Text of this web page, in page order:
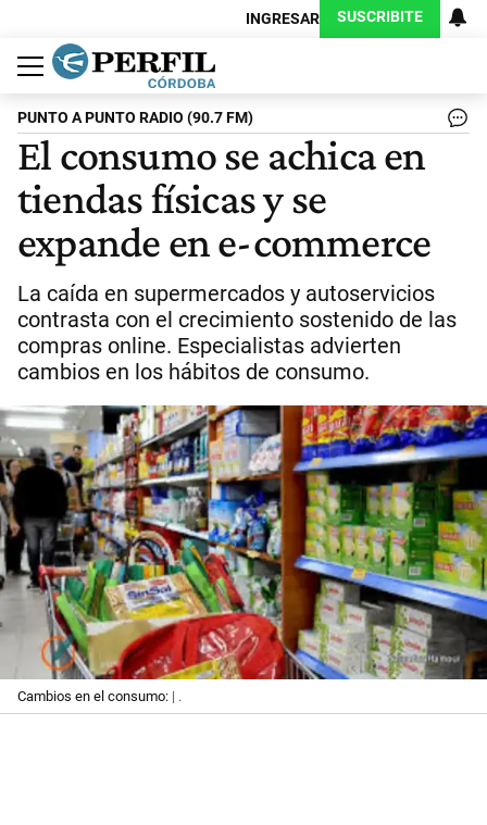
INGRESAR SUSCRIBITE
Política
Economía
Judiciales
Sociedad
Cultura
Espectáculos
Deportes
Protagonistas
PUNTO A PUNTO RADIO (90.7 FM)
El consumo se achica en
tiendas físicas y se
expande en e-commerce
La caída en supermercados y autoservicios
contrasta con el crecimiento sostenido de las
compras online. Especialistas advierten
cambios en los hábitos de consumo.
Cambios en el consumo: | .